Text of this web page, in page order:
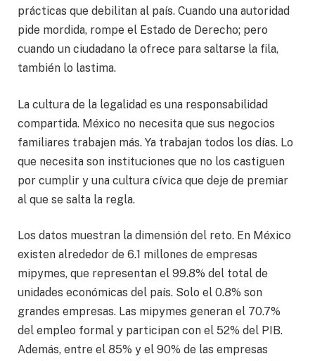
prácticas que debilitan al país. Cuando una autoridad
pide mordida, rompe el Estado de Derecho; pero
cuando un ciudadano la ofrece para saltarse la fila,
también lo lastima.
La cultura de la legalidad es una responsabilidad
compartida. México no necesita que sus negocios
familiares trabajen más. Ya trabajan todos los días. Lo
que necesita son instituciones que no los castiguen
por cumplir y una cultura cívica que deje de premiar
al que se salta la regla.
Los datos muestran la dimensión del reto. En México
existen alrededor de 6.1 millones de empresas
mipymes, que representan el 99.8% del total de
unidades económicas del país. Solo el 0.8% son
grandes empresas. Las mipymes generan el 70.7%
del empleo formal y participan con el 52% del PIB.
Además, entre el 85% y el 90% de las empresas